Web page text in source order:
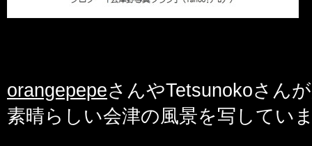
orangepepeさんやTetsunokoさん
素晴らしい会津の風景を写してい